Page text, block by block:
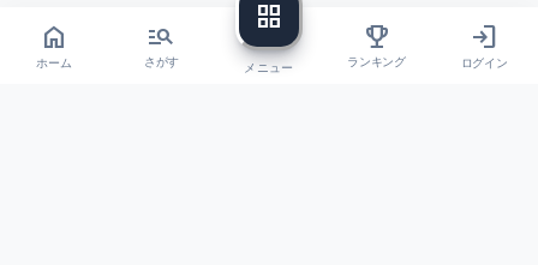
home
ホーム
manage_search
さがす
grid_view
メニュー
trophy
ランキング
login
ログイン